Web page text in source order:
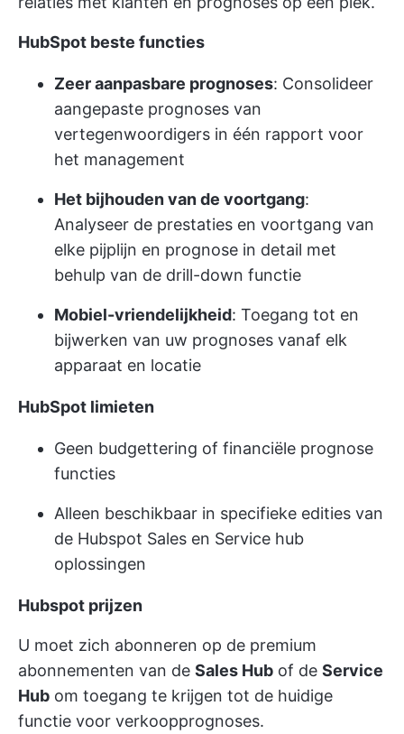
HubSpot beste functies
Zeer aanpasbare prognoses: Consolideer
aangepaste prognoses van
vertegenwoordigers in één rapport voor
het management
Het bijhouden van de voortgang:
Analyseer de prestaties en voortgang van
elke pijplijn en prognose in detail met
behulp van de drill-down functie
Mobiel-vriendelijkheid: Toegang tot en
bijwerken van uw prognoses vanaf elk
apparaat en locatie
HubSpot limieten
Geen budgettering of financiële prognose
functies
Alleen beschikbaar in specifieke edities van
de Hubspot Sales en Service hub
oplossingen
Hubspot prijzen
U moet zich abonneren op de premium
abonnementen van de Sales Hub of de Service
Hub om toegang te krijgen tot de huidige
functie voor verkoopprognoses.